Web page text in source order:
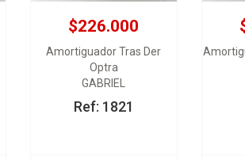
$226.000
Amortiguador Tras Der
Optra
GABRIEL
Ref: 1821
$90.000
Amortiguador Tras Corsa
Evolution
GABRIEL
1.4-